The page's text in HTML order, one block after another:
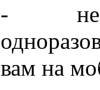
- не
вам на